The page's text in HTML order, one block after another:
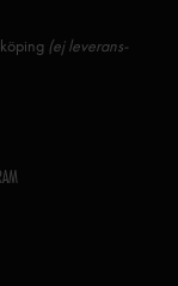
(ej leverans-